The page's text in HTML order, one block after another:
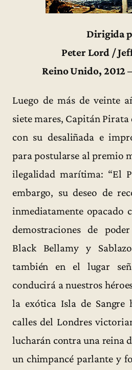
Dirigida
Peter Lord /
Reino Unido, 2012
Luego de más de veinte
siete mares, Capitán Pirata
con su desaliñada e
para postularse al premio
ilegalidad marítima: “El
embargo, su deseo de
inmediatamente opacado
demostraciones de
Black Bellamy y
también en el lugar
conducirá a nuestros
la exótica Isla de Sangre
calles del Londres
lucharán contra una reina
un chimpancé parlante y